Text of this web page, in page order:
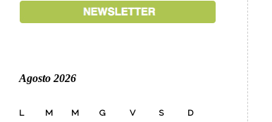
Agosto 2026
L M M G V S D